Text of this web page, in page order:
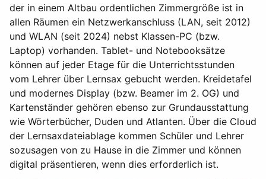
der in einem Altbau ordentlichen Zimmergröße ist in
allen Räumen ein Netzwerkanschluss (LAN, seit 2012)
und WLAN (seit 2024) nebst Klassen-PC (bzw.
Laptop) vorhanden. Tablet- und Notebooksätze
können auf jeder Etage für die Unterrichtsstunden
vom Lehrer über Lernsax gebucht werden. Kreidetafel
und modernes Display (bzw. Beamer im 2. OG) und
Kartenständer gehören ebenso zur Grundausstattung
wie Wörterbücher, Duden und Atlanten. Über die Cloud
der Lernsaxdateiablage kommen Schüler und Lehrer
sozusagen von zu Hause in die Zimmer und können
digital präsentieren, wenn dies erforderlich ist.